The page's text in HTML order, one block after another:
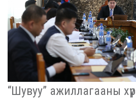
“Шувуу” ажиллагааны